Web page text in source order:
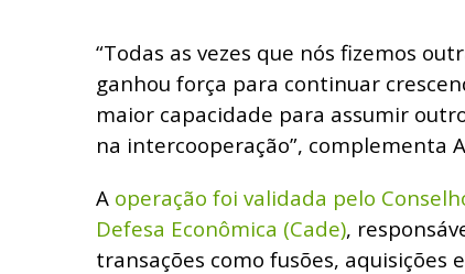
“Todas as vezes que nós fizemos
ganhou força para continuar
maior capacidade para assumir
na intercooperação”, complementa
A operação foi validada pelo
Defesa Econômica (Cade),
transações como fusões, aquisições